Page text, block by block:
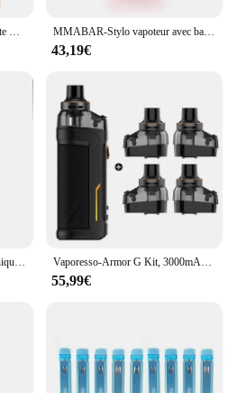
Runty X Litty E Laguna Analyste Vape Pen, 280mAh, Chargeur USB aste, 1ml, Runtz Vaper, AfricPod pour l'optique, Adhérence à l'huile, 5 pièces MMABAR-Stylo vapoteur avec batterie aste, Vapes E, Laguna UP, Vaporizer Starter Vapers, Adhérence Afrioptics, 173 Pod, 1ml, 5 pièces
43,19€
Runty X Litty-Cigarette électronique, 5 pièces, 1.0ml, dispositif, dosette, batterie 280mAh aste, vaporisateur Runtz, kit en plastique Vaporesso-Armor G Kit, 3000mAh, 80W Vape, 4 pièces supplémentaires, 5ml, cartouche de dosette G DTL, option électronique Laguna ette Vaper
55,99€